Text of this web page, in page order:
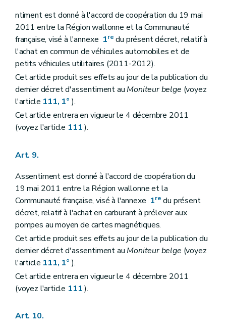
ntiment est donné à l'accord de coopération du 19 mai
2011 entre la Région wallonne et la Communauté
française, visé à l'annexe 1re du présent décret, relatif à
l'achat en commun de véhicules automobiles et de
petits véhicules utilitaires (2011-2012).
Cet article produit ses effets au jour de la publication du
dernier décret d'assentiment auMoniteur belge (voyez
l'article 111, 1° ).
Cet article entrera en vigueur le 4 décembre 2011
(voyez l'article 111).
Art. 9.
Assentiment est donné à l'accord de coopération du
19 mai 2011 entre la Région wallonne et la
Communauté française, visé à l'annexe 1re du présent
décret, relatif à l'achat en carburant à prélever aux
pompes au moyen de cartes magnétiques.
Cet article produit ses effets au jour de la publication du
dernier décret d'assentiment auMoniteur belge (voyez
l'article 111, 1° ).
Cet article entrera en vigueur le 4 décembre 2011
(voyez l'article 111).
Art. 10.